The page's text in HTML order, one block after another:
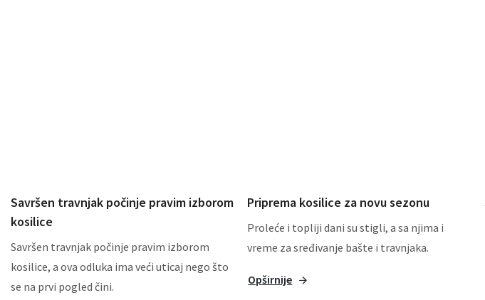
Savršen travnjak počinje pravim izborom
kosilice
Savršen travnjak počinje pravim izborom
kosilice, a ova odluka ima veći uticaj nego što
se na prvi pogled čini.
Priprema kosilice za novu sezonu
Proleće i topliji dani su stigli, a sa njima i
vreme za sređivanje bašte i travnjaka.
Opširnije